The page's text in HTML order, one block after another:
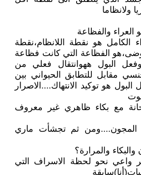
ولانظاما
العراء والفظاعة
الكامل هو نقطة اللانظام،نقطة
الفظاعة التي كانت فظاعة
البول ههوانتقال فعلي من
مقابل للتطابق الحيواني بين
البول هو توكيد الانتهاك....الاصرار
مع بكاء ظاهري غير معروف
المجون....ومن ثم تجشأت ماري
والمرارة؟
واعي نحو لحظة الاسراف التي